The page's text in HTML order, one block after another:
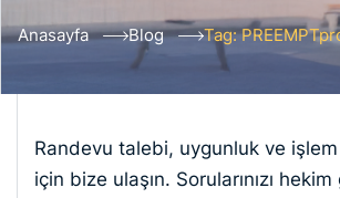
Anasayfa Blog Tag:
Randevu talebi, uygunluk ve
için bize ulaşın. Sorularınızı